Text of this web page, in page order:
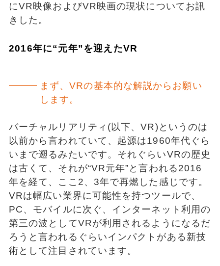
にVR映像およびVR映画の現状についてお訊
きした。
2016年に“元年”を迎えたVR
まず、VRの基本的な解説からお願い
します。
バーチャルリアリティ(以下、VR)というのは
以前から言われていて、起源は1960年代ぐら
いまで遡るみたいです。それぐらいVRの歴史
は古くて、それが“VR元年”と言われる2016
年を経て、ここ2、3年で再燃した感じです。
VRは幅広い業界に可能性を持つツールで、
PC、モバイルに次ぐ、インターネット利用の
第三の波としてVRが利用されるようになるだ
ろうと言われるぐらいインパクトがある新技
術として注目されています。